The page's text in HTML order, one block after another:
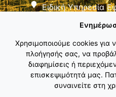
Ειδική Υπηρεσία
Χρησιμοποιούμε cookies για
πλοήγησής σας, να
διαφημίσεις ή
επισκεψιμότητά μας.
συναινείτε στη